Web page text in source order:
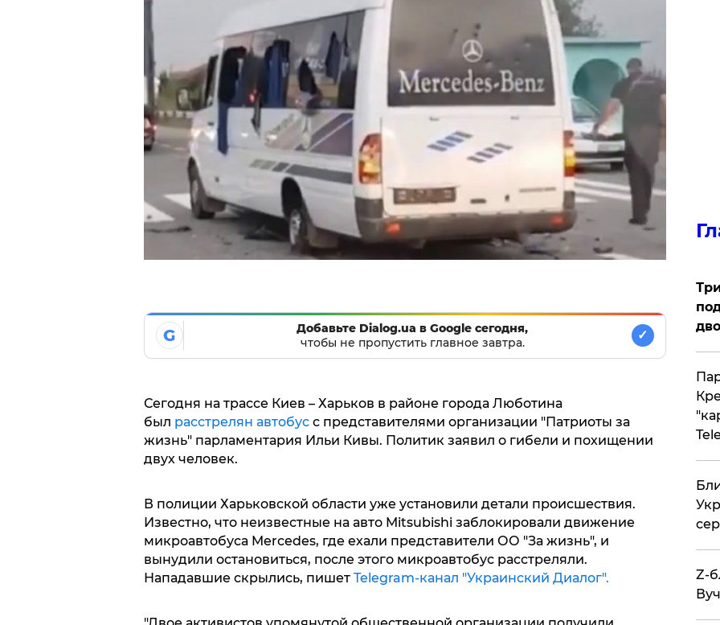
G
Добавьте Dialog.ua в Google сегодня,
чтобы не пропустить главное завтра.
✓
Сегодня на трассе Киев – Харьков в районе города Люботина
был расстрелян автобусс представителями организации "Патриоты за
жизнь" парламентария Ильи Кивы. Политик заявил о гибели и похищении
двух человек.
В полиции Харьковской области уже установили детали происшествия.
Известно, что неизвестные на авто Mitsubishi заблокировали движение
микроавтобуса Mercedes, где ехали представители ОО "За жизнь", и
вынудили остановиться, после этого микроавтобус расстреляли.
Нападавшие скрылись, пишетTelegram-канал "Украинский Диалог".
Z-